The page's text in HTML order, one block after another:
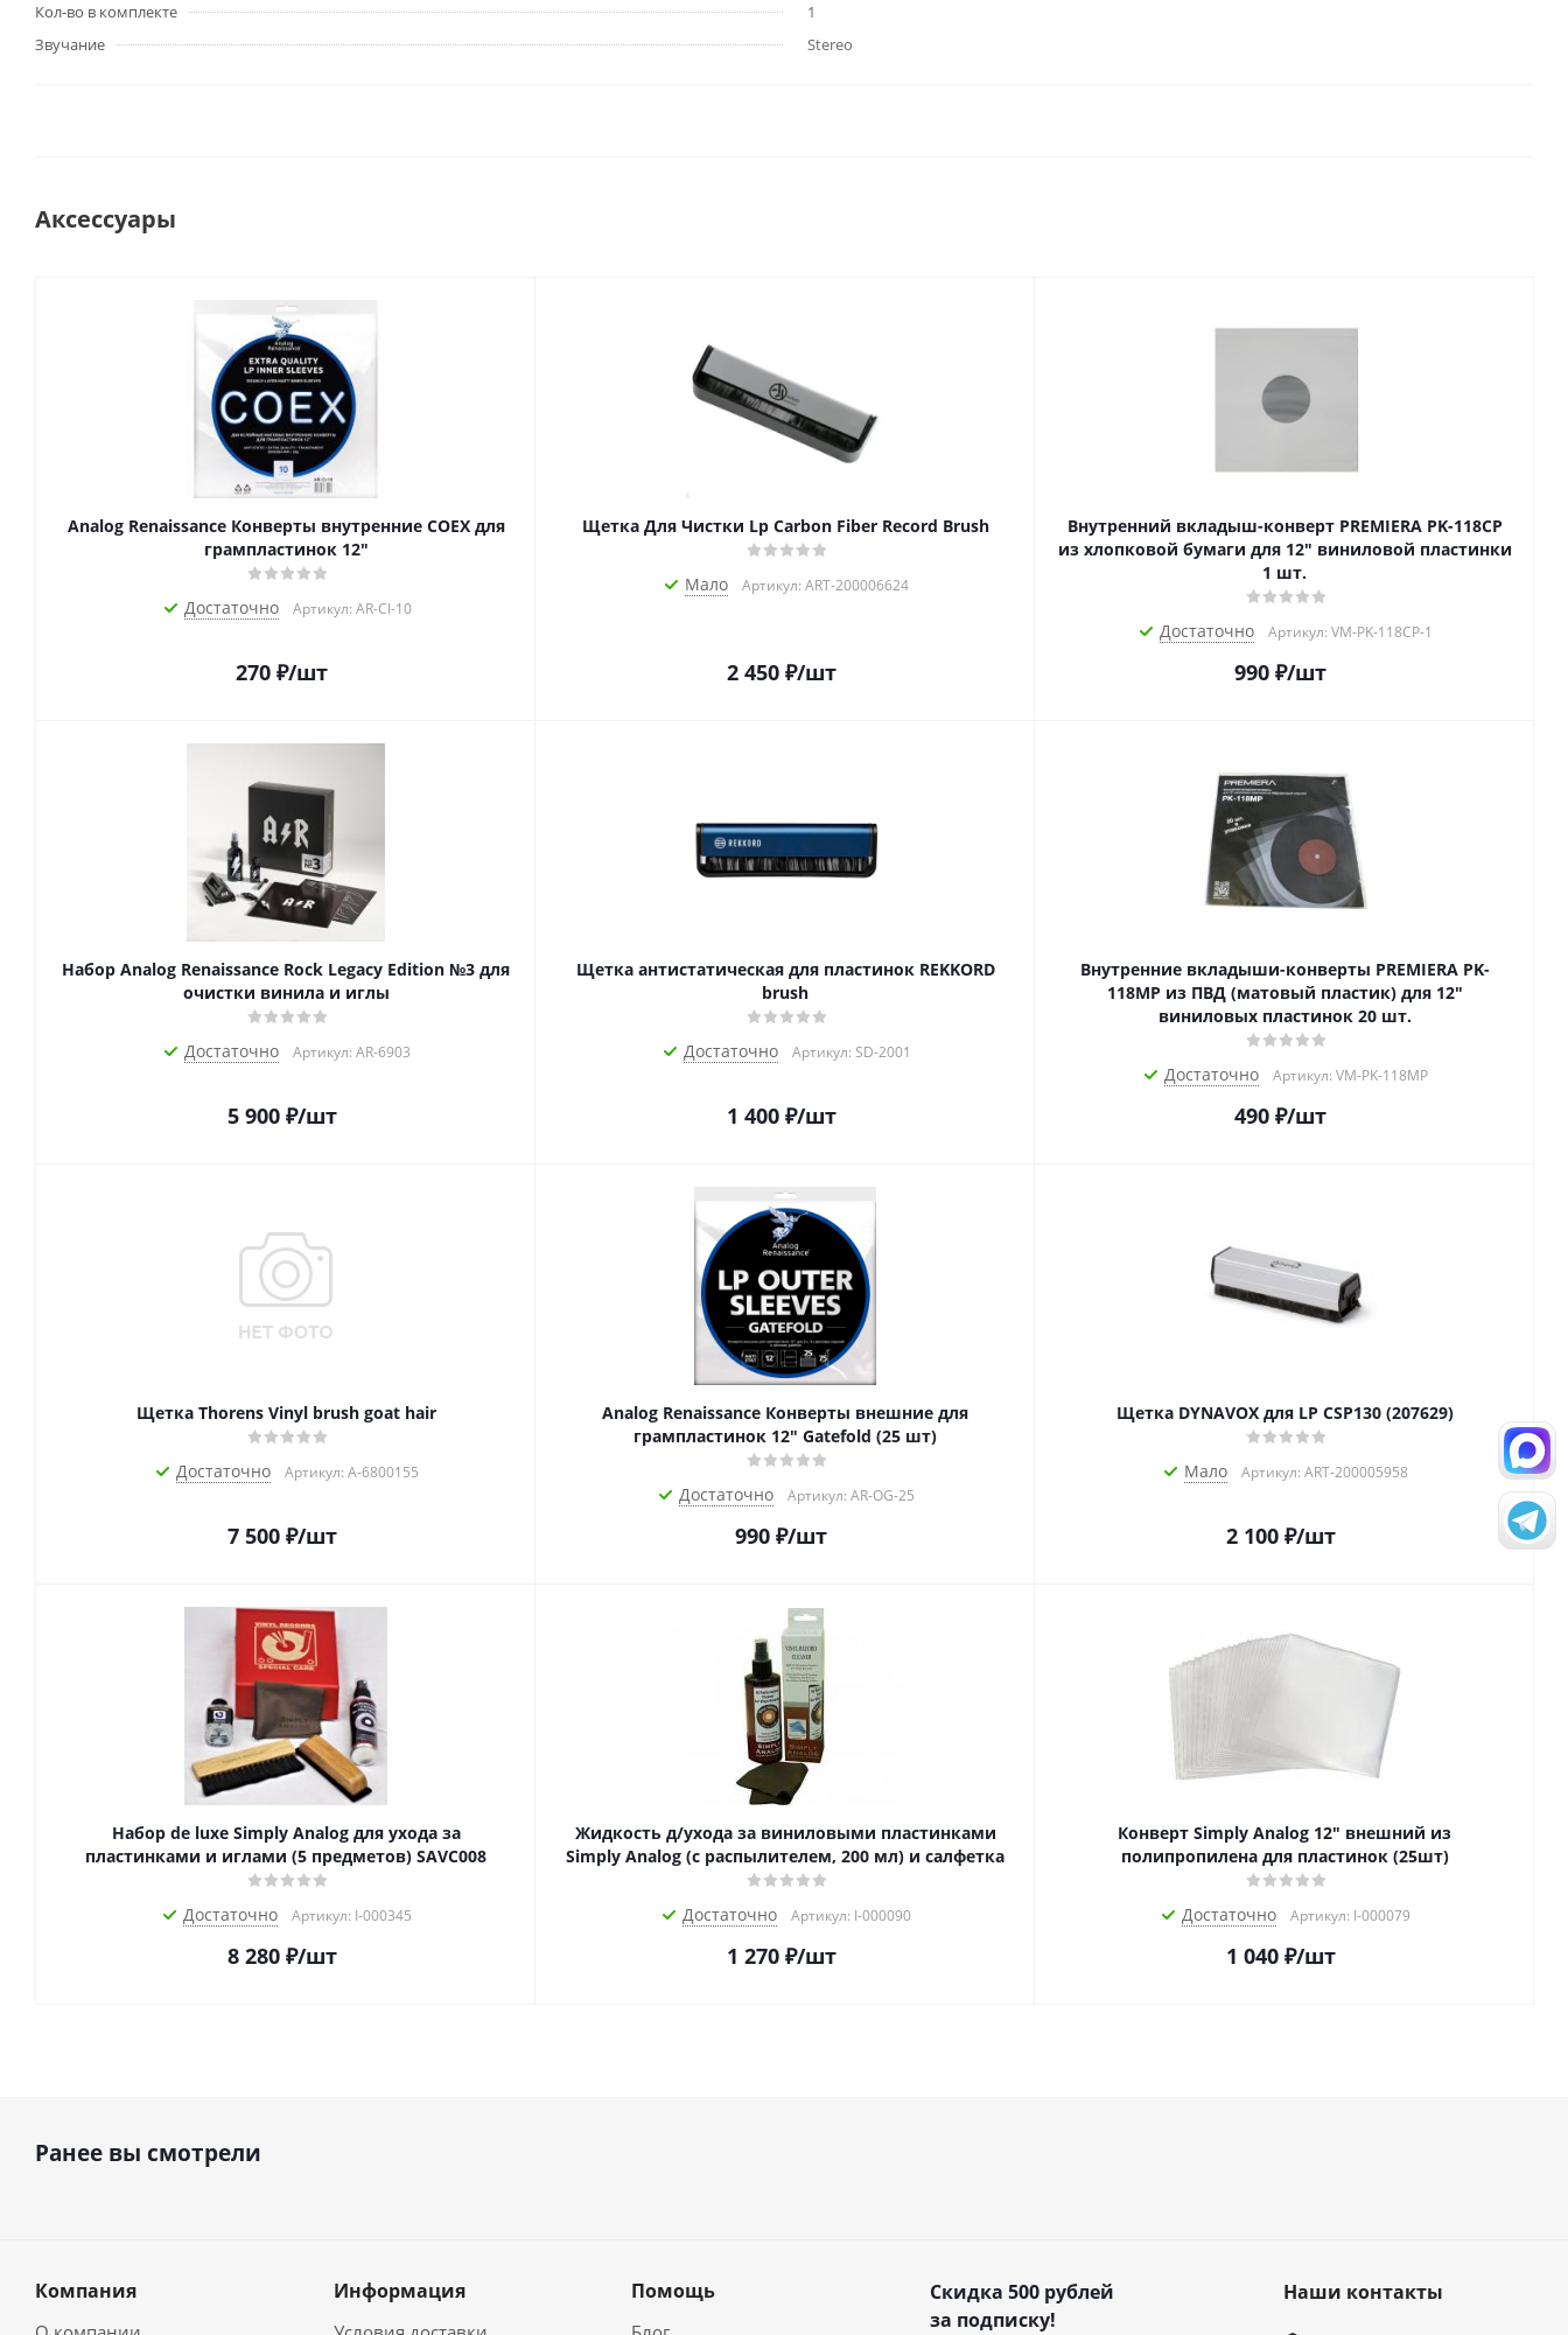
Кол-во в комплекте
1
Звучание
Stereo
Аксессуары
Analog Renaissance Конверты внутренние COEX для
грампластинок 12"
Достаточно Артикул: AR-CI-10
270 ₽/шт
Щетка Для Чистки Lp Carbon Fiber Record Brush
Мало Артикул: ART-200006624
2 450₽/шт
Внутренний вкладыш-конверт PREMIERA PK-118CP
из хлопковой бумаги для 12" виниловой пластинки
1 шт.
Достаточно Артикул: VM-PK-118CP-1
990 ₽/шт
Набор Analog Renaissance Rock Legacy Edition №3 для
очистки винила и иглы
Достаточно Артикул: AR-6903
5 900₽/шт
Щетка антистатическая для пластинок REKKORD
brush
Достаточно Артикул: SD-2001
1 400₽/шт
Внутренние вкладыши-конверты PREMIERA PK-
118MP из ПВД (матовый пластик) для 12"
виниловых пластинок 20 шт.
Достаточно Артикул: VM-PK-118MP
490 ₽/шт
Щетка Thorens Vinyl brush goat hair
Достаточно Артикул: A-6800155
7 500₽/шт
Analog Renaissance Конверты внешние для
грампластинок 12" Gatefold (25 шт)
Достаточно Артикул: AR-OG-25
990 ₽/шт
Щетка DYNAVOX для LP CSP130 (207629)
Мало Артикул: ART-200005958
2 100₽/шт
Набор de luxe Simply Analog для ухода за
пластинками и иглами (5 предметов) SAVC008
Достаточно Артикул: I-000345
8 280₽/шт
Жидкость д/ухода за виниловыми пластинками
Simply Analog (с распылителем, 200 мл) и салфетка
Достаточно Артикул: I-000090
1 270₽/шт
Конверт Simply Analog 12" внешний из
полипропилена для пластинок (25шт)
Достаточно Артикул: I-000079
1 040₽/шт
Ранее вы смотрели
Компания Информация Помощь
Скидка 500 рублей
за подписку!
Наши контакты